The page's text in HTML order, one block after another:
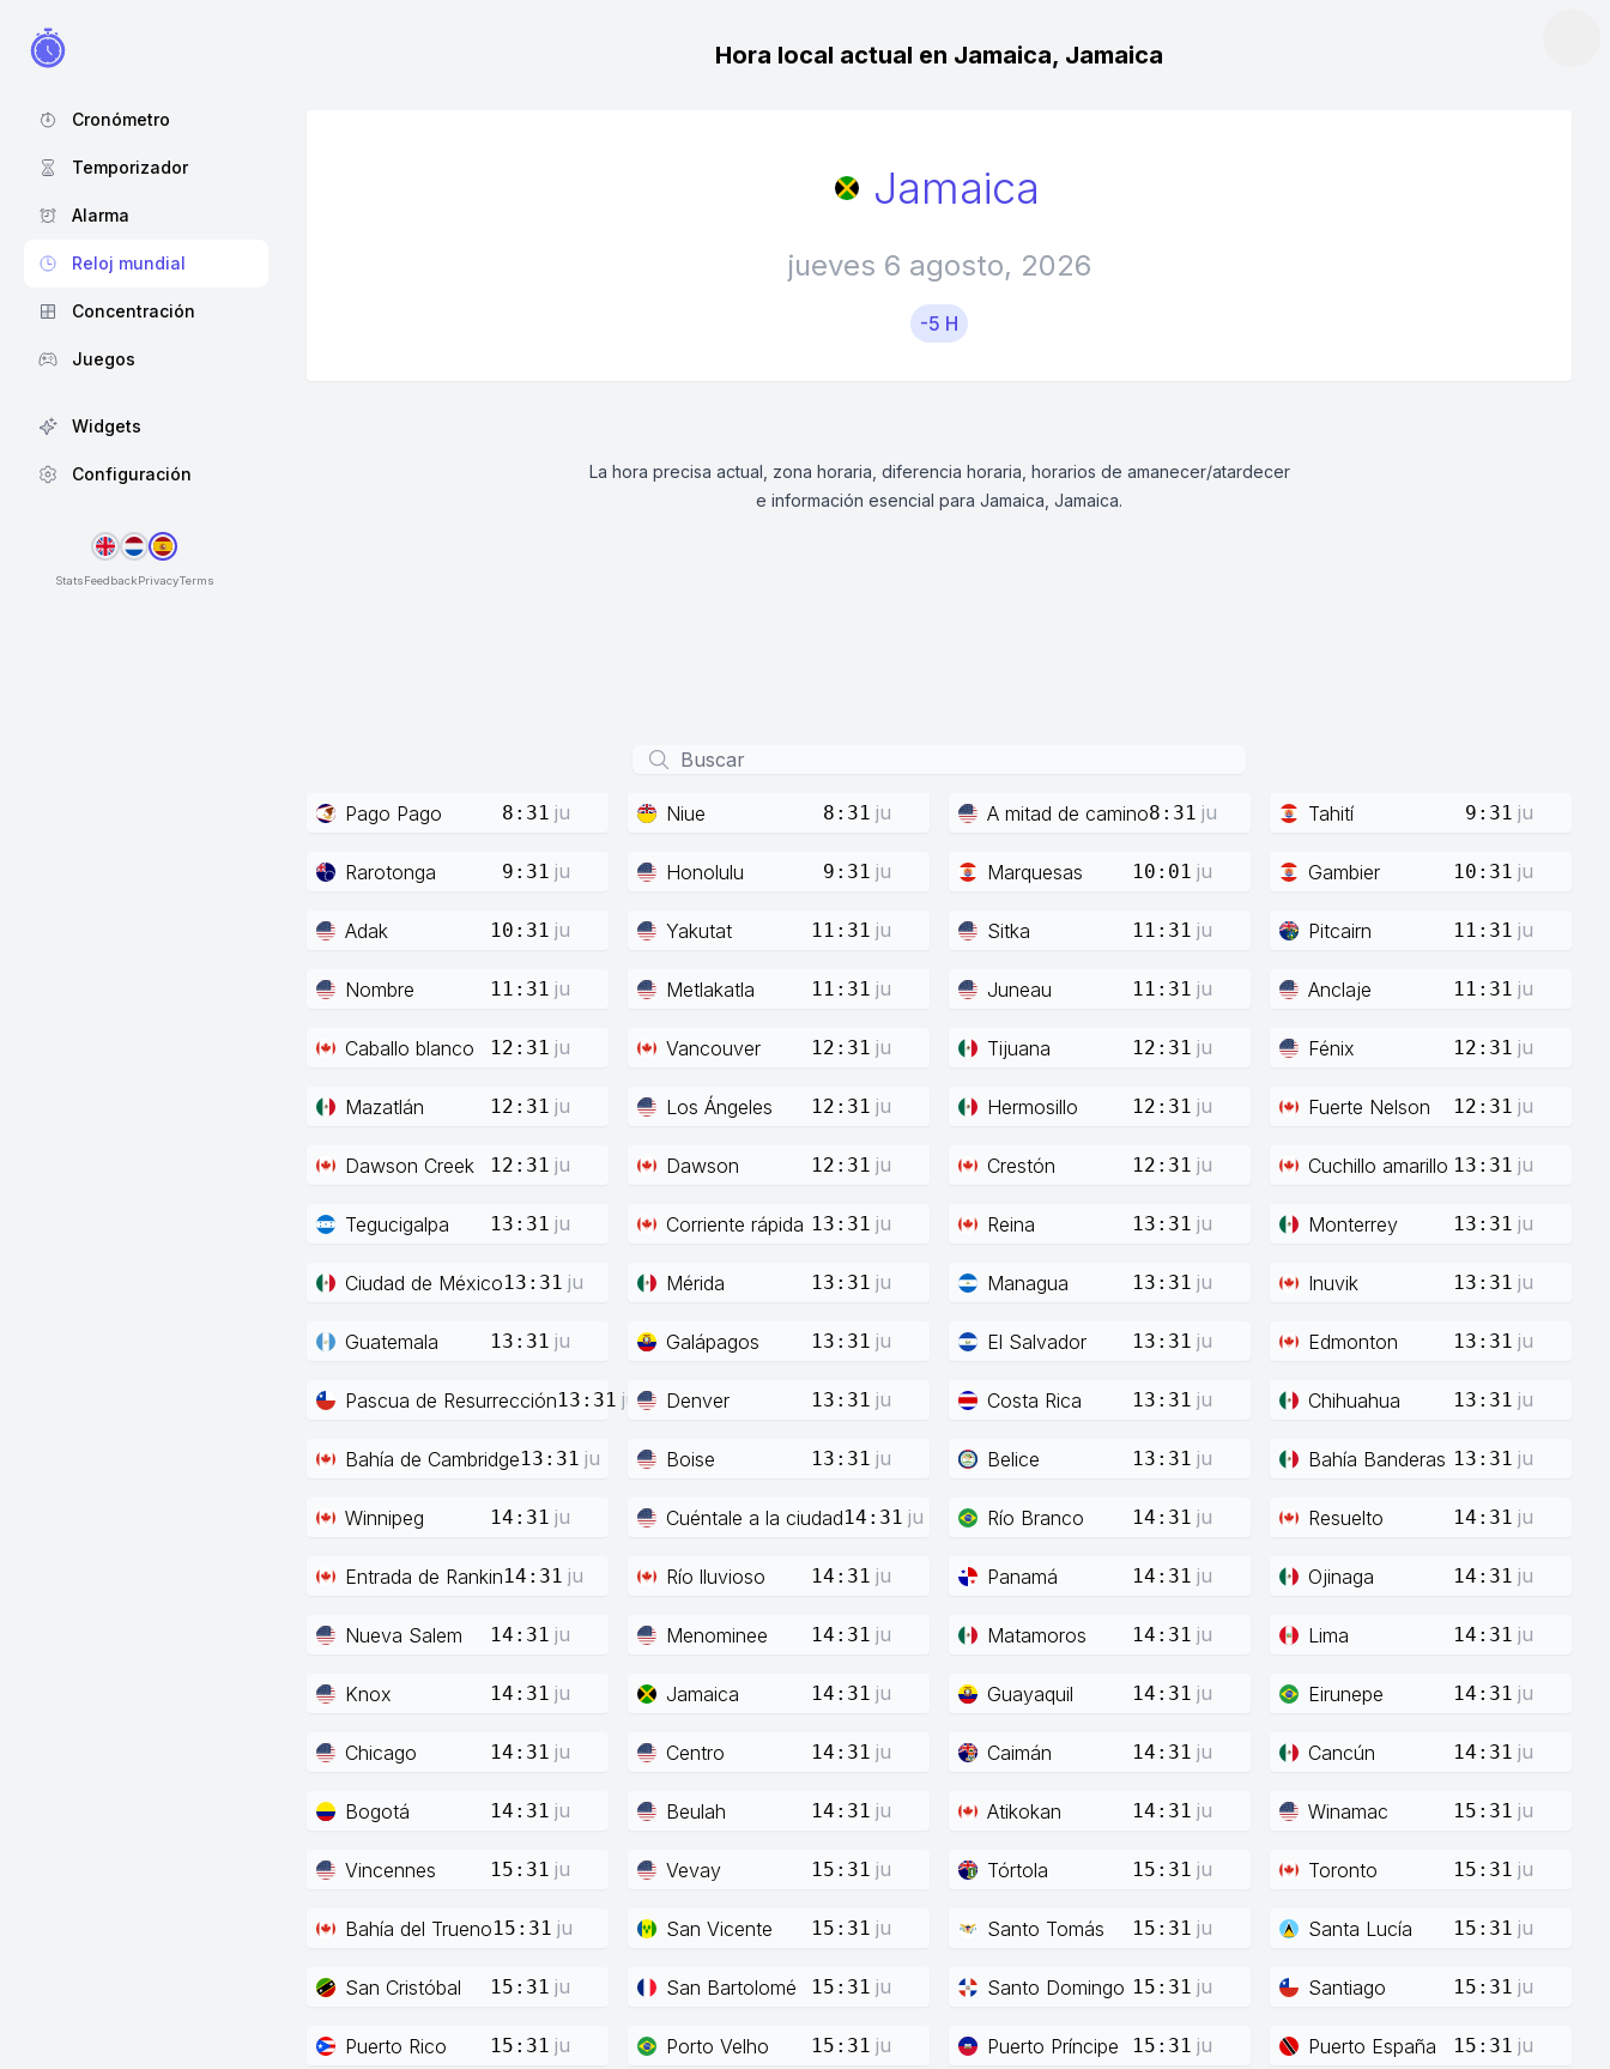
Cronómetro
Temporizador
Alarma
Reloj mundial
Concentración
Juegos
Widgets
Configuración
StatsFeedbackPrivacyTerms
Hora local actual en Jamaica, Jamaica
Jamaica
jueves 6 agosto, 2026
-5 H
La hora precisa actual, zona horaria, diferencia horaria, horarios de amanecer/atardecer
e información esencial para Jamaica, Jamaica.
Pago Pago 8:31 ju Niue 8:31 ju A mitad de camino8:31 ju Tahití 9:31 ju
Rarotonga 9:31 ju Honolulu 9:31 ju Marquesas 10:01 ju Gambier 10:31 ju
Adak 10:31 ju Yakutat 11:31 ju Sitka 11:31 ju Pitcairn 11:31 ju
Nombre 11:31 ju Metlakatla 11:31 ju Juneau 11:31 ju Anclaje 11:31 ju
Caballo blanco 12:31 ju Vancouver 12:31 ju Tijuana 12:31 ju Fénix 12:31 ju
Mazatlán 12:31 ju Los Ángeles 12:31 ju Hermosillo 12:31 ju Fuerte Nelson 12:31 ju
Dawson Creek 12:31 ju Dawson 12:31 ju Crestón 12:31 ju Cuchillo amarillo 13:31 ju
Tegucigalpa 13:31 ju Corriente rápida 13:31 ju Reina 13:31 ju Monterrey 13:31 ju
Ciudad de México13:31 ju Mérida 13:31 ju Managua 13:31 ju Inuvik 13:31 ju
Guatemala 13:31 ju Galápagos 13:31 ju El Salvador 13:31 ju Edmonton 13:31 ju
Pascua de Resurrección13:31 ju Denver 13:31 ju Costa Rica 13:31 ju Chihuahua 13:31 ju
Bahía de Cambridge13:31 ju Boise 13:31 ju Belice 13:31 ju Bahía Banderas 13:31 ju
Winnipeg 14:31 ju Cuéntale a la ciudad14:31 ju Río Branco 14:31 ju Resuelto 14:31 ju
Entrada de Rankin14:31 ju Río lluvioso 14:31 ju Panamá 14:31 ju Ojinaga 14:31 ju
Nueva Salem 14:31 ju Menominee 14:31 ju Matamoros 14:31 ju Lima 14:31 ju
Knox 14:31 ju Jamaica 14:31 ju Guayaquil 14:31 ju Eirunepe 14:31 ju
Chicago 14:31 ju Centro 14:31 ju Caimán 14:31 ju Cancún 14:31 ju
Bogotá 14:31 ju Beulah 14:31 ju Atikokan 14:31 ju Winamac 15:31 ju
Vincennes 15:31 ju Vevay 15:31 ju Tórtola 15:31 ju Toronto 15:31 ju
Bahía del Trueno15:31 ju San Vicente 15:31 ju Santo Tomás 15:31 ju Santa Lucía 15:31 ju
San Cristóbal 15:31 ju San Bartolomé 15:31 ju Santo Domingo 15:31 ju Santiago 15:31 ju
Puerto Rico 15:31 ju Porto Velho 15:31 ju Puerto Príncipe 15:31 ju Puerto España 15:31 ju